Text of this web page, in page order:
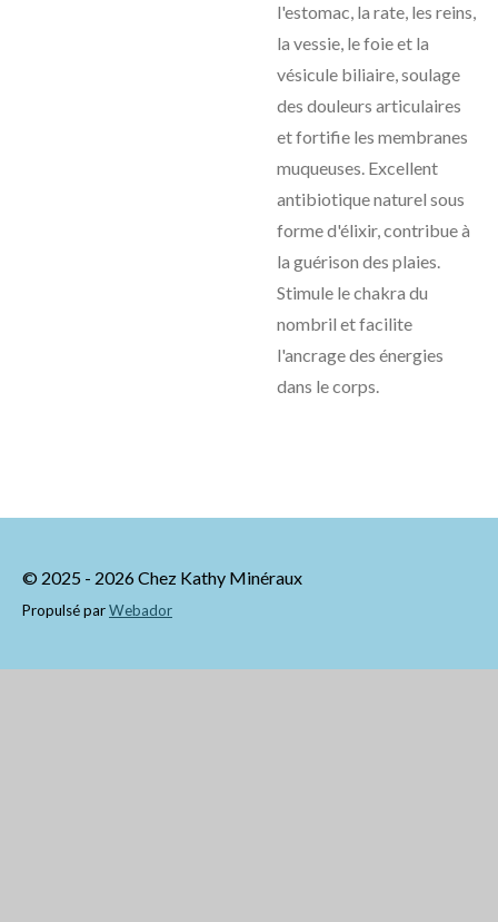
l'estomac, la rate, les reins,
la vessie, le foie et la
vésicule biliaire, soulage
des douleurs articulaires
et fortifie les membranes
muqueuses. Excellent
antibiotique naturel sous
forme d'élixir, contribue à
la guérison des plaies.
Stimule le chakra du
nombril et facilite
l'ancrage des énergies
dans le corps.
© 2025 - 2026 Chez Kathy Minéraux
Propulsé parWebador